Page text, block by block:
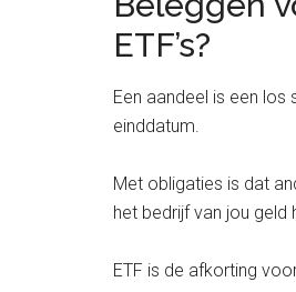
ETF’s?
Een aandeel is een
einddatum.
Met obligaties is dat
het bedrijf van jou
ETF is de afkorting